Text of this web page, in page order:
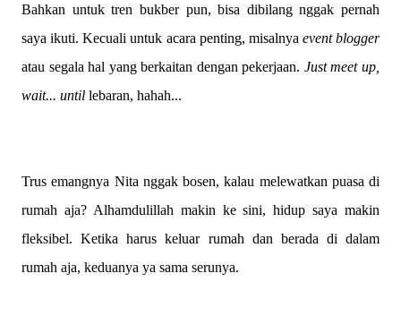
Bahkan untuk tren bukber pun, bisa dibilang nggak pernah
saya ikuti. Kecuali untuk acara penting, misalnya event blogger
atau segala hal yang berkaitan dengan pekerjaan. Just meet up,
wait... until lebaran, hahah...
Trus emangnya Nita nggak bosen, kalau melewatkan puasa di
rumah aja? Alhamdulillah makin ke sini, hidup saya makin
fleksibel. Ketika harus keluar rumah dan berada di dalam
rumah aja, keduanya ya sama serunya.